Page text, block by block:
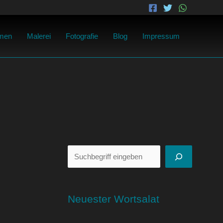
Malerei Fotografie Blog Impressum
Neuester Wortsalat